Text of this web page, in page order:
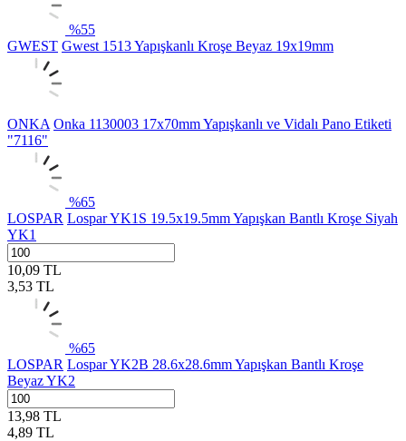
%55
GWEST Gwest 1513 Yapışkanlı Kroşe Beyaz 19x19mm
ONKA Onka 1130003 17x70mm Yapışkanlı ve Vidalı Pano Etiketi
"7116"
%65
LOSPAR Lospar YK1S 19.5x19.5mm Yapışkan Bantlı Kroşe Siyah
YK1
10,09 TL
3,53 TL
%65
LOSPAR Lospar YK2B 28.6x28.6mm Yapışkan Bantlı Kroşe
Beyaz YK2
13,98 TL
4,89 TL